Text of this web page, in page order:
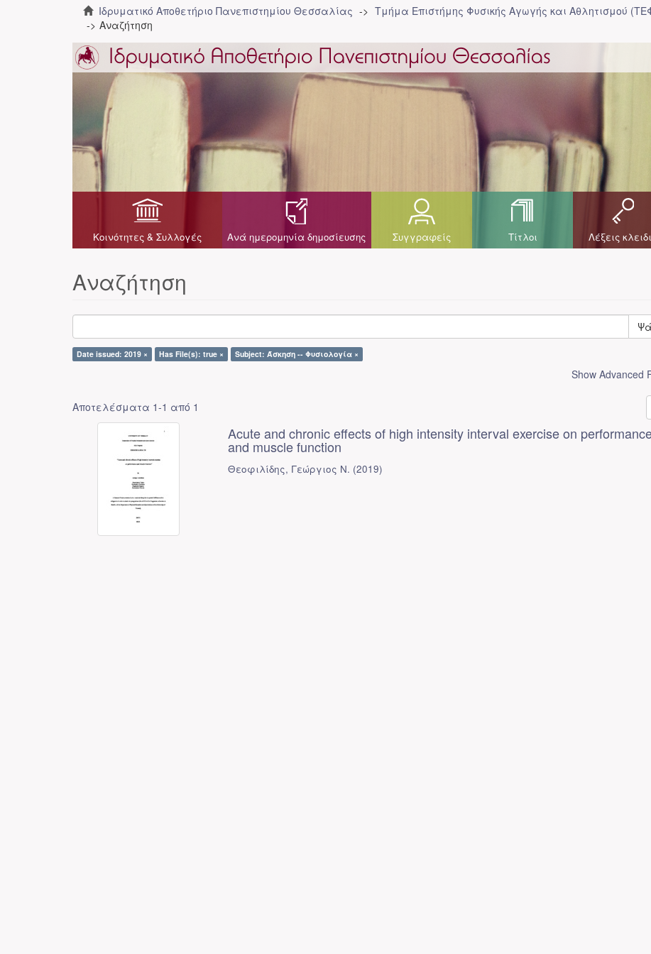
Ιδρυματικό Αποθετήριο Πανεπιστημίου Θεσσαλίας Τμήμα Επιστήμης Φυσικής Αγωγής και Αθλητισμού
Αναζήτηση
Κοινότητες & Συλλογές Ανά ημερομηνία δημοσίευσης Συγγραφείς Τίτλοι Λέξεις
Αναζήτηση
Date issued: 2019 × Has File(s): true × Subject: Άσκηση -- Φυσιολογία ×
Show Advanced
Αποτελέσματα 1-1 από 1
Acute and chronic effects of high intensity interval exercise on
and muscle function
Θεοφιλίδης, Γεώργιος Ν. (2019)